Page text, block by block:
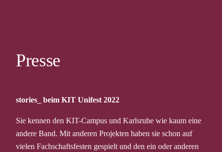
Presse
stories_ beim KIT Unifest 2022
Sie kennen den KIT-Campus und Karlsruhe wie kaum eine
andere Band. Mit anderen Projekten haben sie schon auf
vielen Fachschaftsfesten gespielt und den ein oder anderen